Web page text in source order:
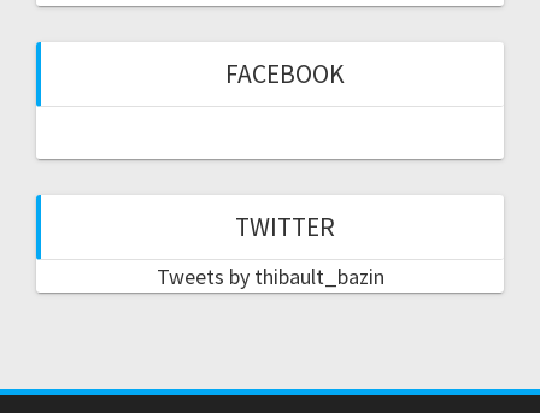
FACEBOOK
TWITTER
Tweets by thibault_bazin